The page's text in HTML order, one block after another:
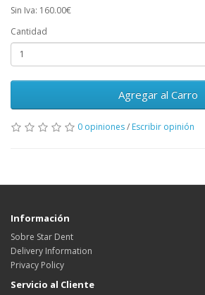
Sin Iva: 160.00€
Cantidad
Agregar al Carro
0 opiniones/ Escribir opinión
Información
Sobre Star Dent
Delivery Information
Privacy Policy
Servicio al Cliente